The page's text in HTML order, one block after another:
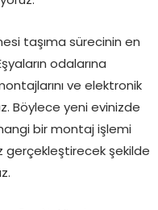
taşıma sürecinin en
odalarına
ve elektronik
Böylece yeni evinizde
bir montaj işlemi
gerçekleştirecek şekilde